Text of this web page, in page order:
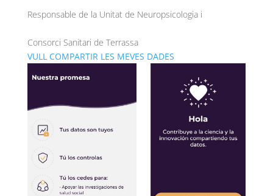
Responsable de la Unitat de Neuropsicologia i
Consorci Sanitari de Terrassa
VULL COMPARTIR LES MEVES DADES